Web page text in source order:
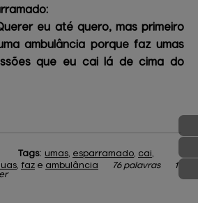
eu até quero, mas primeiro
ambulância porque faz umas
que eu cai lá de cima do
Tags: umas, esparramado, cai,
, faz e ambulância 76 palavras
1